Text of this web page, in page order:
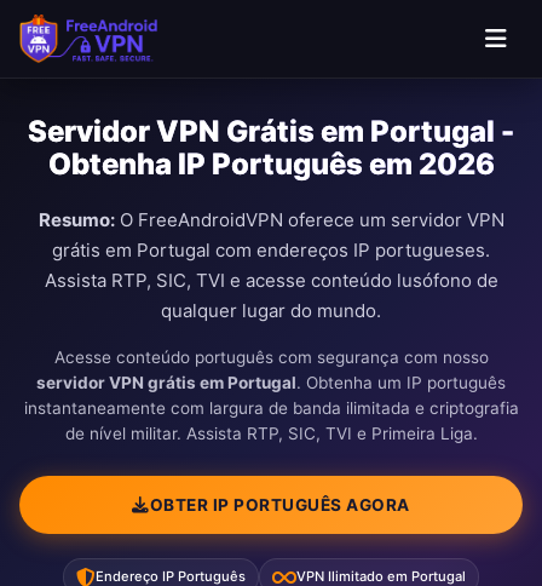
Pular para o conteúdo principal
Servidor VPN Grátis em Portugal -
Obtenha IP Português em 2026
Resumo:O FreeAndroidVPN oferece um servidor VPN
grátis em Portugal com endereços IP portugueses.
Assista RTP, SIC, TVI e acesse conteúdo lusófono de
qualquer lugar do mundo.
Acesse conteúdo português com segurança com nosso
servidor VPN grátis em Portugal. Obtenha um IP português
instantaneamente com largura de banda ilimitada e criptografia
de nível militar. Assista RTP, SIC, TVI e Primeira Liga.
OBTER IP PORTUGUÊS AGORA
Endereço IP Português VPN Ilimitado em Portugal